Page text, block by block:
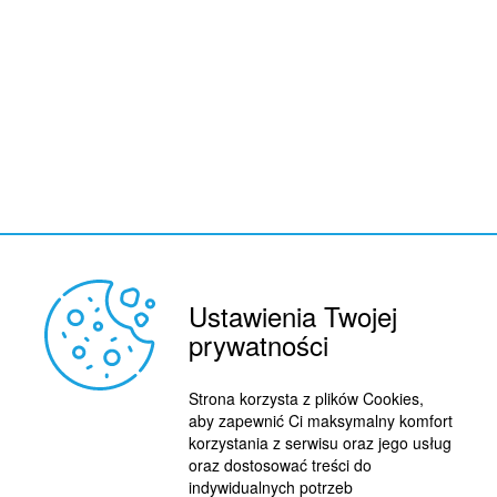
Ustawienia Twojej
prywatności
Strona korzysta z plików Cookies,
aby zapewnić Ci maksymalny komfort
korzystania z serwisu oraz jego usług
oraz dostosować treści do
indywidualnych potrzeb